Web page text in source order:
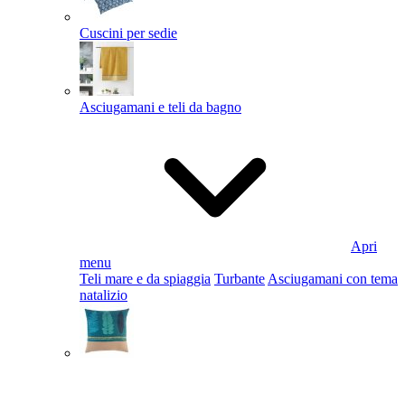
Cuscini per sedie
Asciugamani e teli da bagno
Apri
menu
Teli mare e da spiaggia Turbante Asciugamani con tema
natalizio